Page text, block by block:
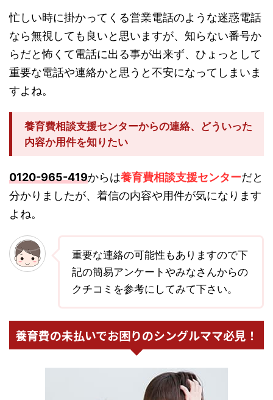
忙しい時に掛かってくる営業電話のような迷惑電話
なら無視しても良いと思いますが、知らない番号か
らだと怖くて電話に出る事が出来ず、ひょっとして
重要な電話や連絡かと思うと不安になってしまいま
すよね。
養育費相談支援センターからの連絡、どういった
内容か用件を知りたい
0120-965-419からは養育費相談支援センターだと
分かりましたが、着信の内容や用件が気になります
よね。
重要な連絡の可能性もありますので下
記の簡易アンケートやみなさんからの
クチコミを参考にしてみて下さい。
養育費の未払いでお困りのシングルママ必見！